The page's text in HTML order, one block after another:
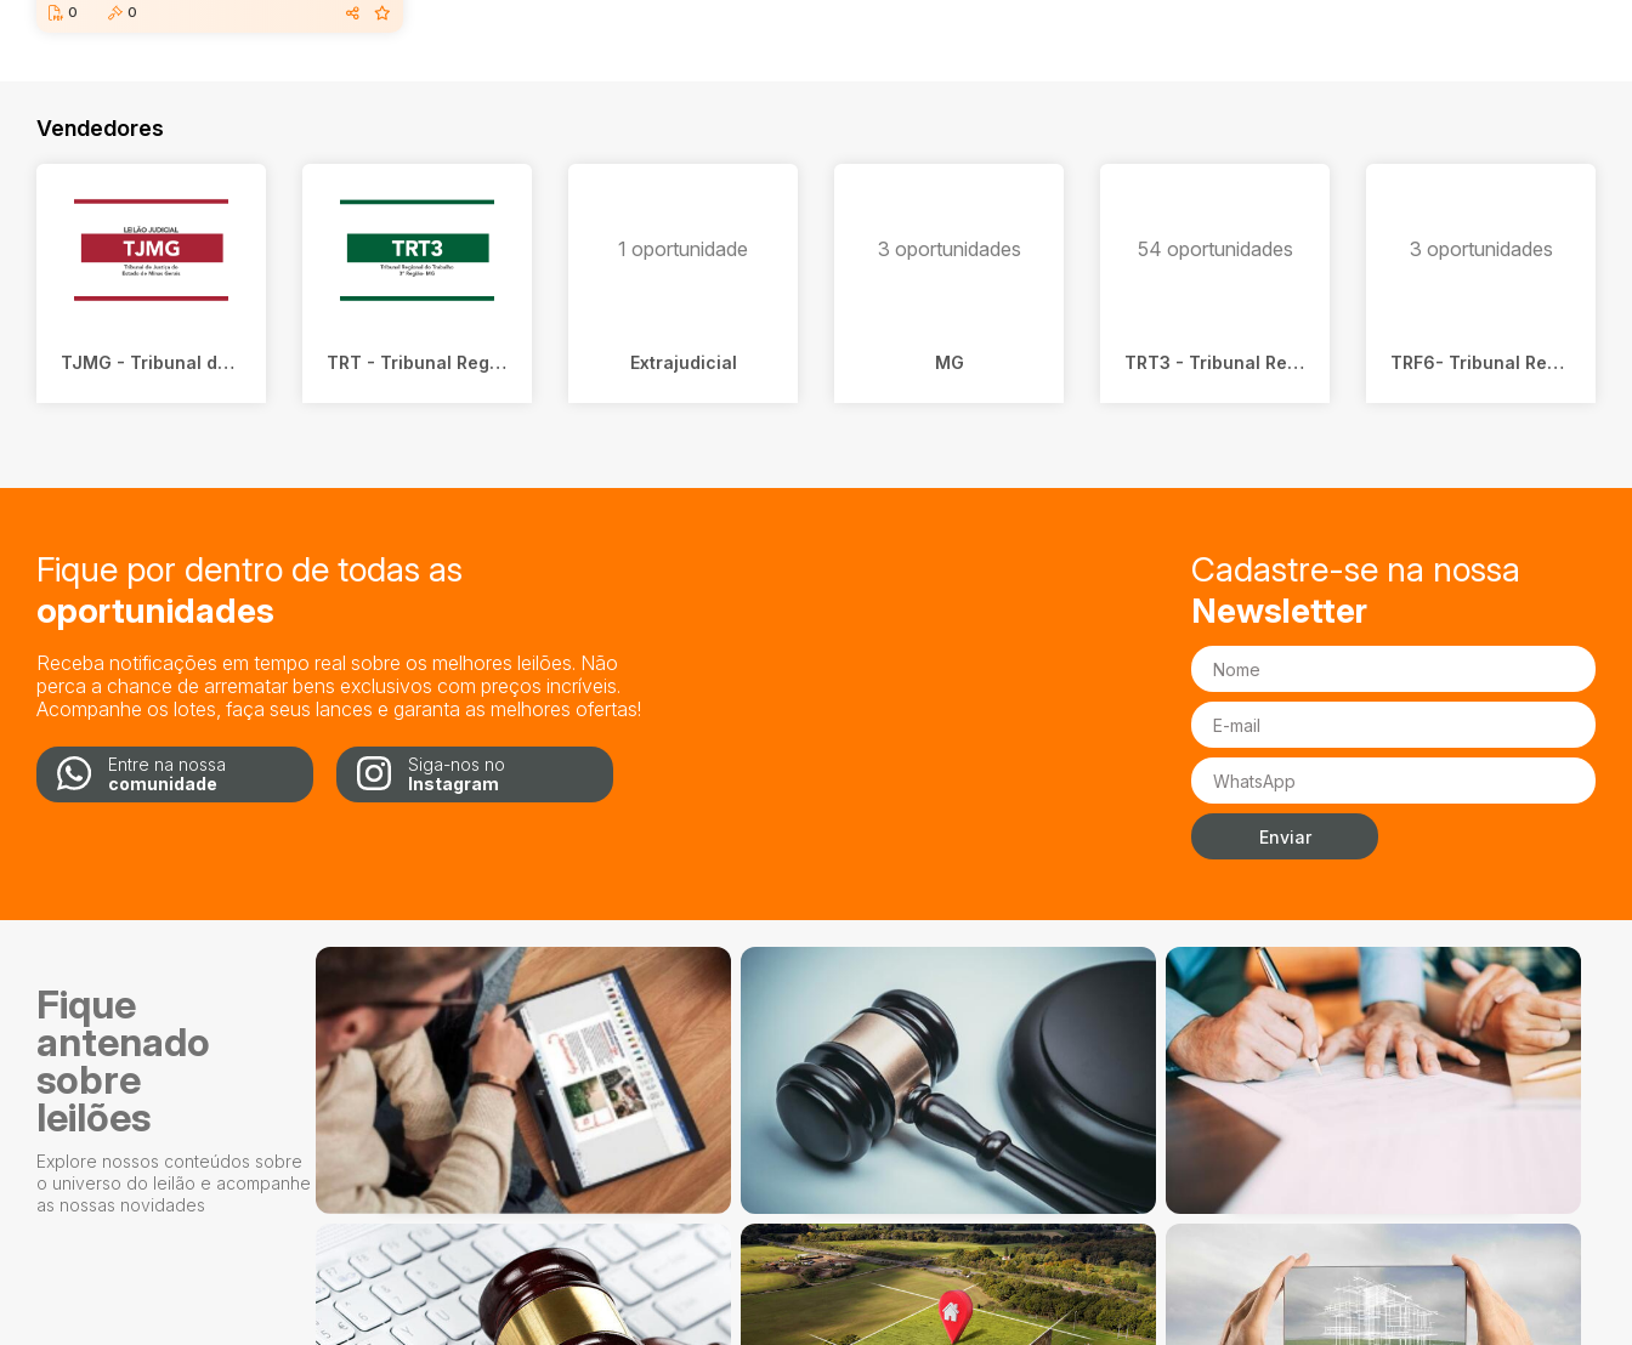
0 0
Vendedores
TJMG - Tribunal de Justiça do Estado de Minas Gerais TRT - Tribunal Regional do Trabalho 3a Região - Minas Gerais
1 oportunidade
Extrajudicial
3 oportunidades
MG
54 oportunidades
TRT3 - Tribunal Regional do Trabalho 3a Região - Minas Gerais
3 oportunidades
TRF6- Tribunal Regional Federal da 6a Região - Minas Gerais
Fique por dentro de todas as
oportunidades
Receba notificações em tempo real sobre os melhores leilões. Não
perca a chance de arrematar bens exclusivos com preços incríveis.
Acompanhe os lotes, faça seus lances e garanta as melhores ofertas!
Entre na nossa
comunidade
Siga-nos no
Instagram
Cadastre-se na nossa
Newsletter
Enviar
Fique
antenado
sobre
leilões
Explore nossos conteúdos sobre
o universo do leilão e acompanhe
as nossas novidades